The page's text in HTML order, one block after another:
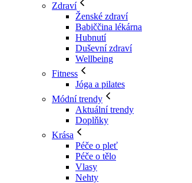
Zdraví
Ženské zdraví
Babiččina lékárna
Hubnutí
Duševní zdraví
Wellbeing
Fitness
Jóga a pilates
Módní trendy
Aktuální trendy
Doplňky
Krása
Péče o pleť
Péče o tělo
Vlasy
Nehty